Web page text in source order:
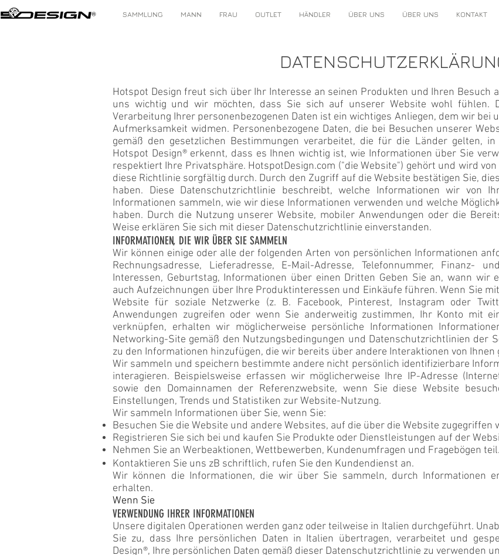
SAMMLUNG MANN FRAU OUTLET HÄNDLER ÜBER UNS ÜBER UNS KONTAKT
Hotspot Design freut sich über Ihr Interesse an seinen Produkten und Ihren Besuch
uns wichtig und wir möchten, dass Sie sich auf unserer Website wohl fühlen.
Verarbeitung Ihrer personenbezogenen Daten ist ein wichtiges Anliegen, dem wir bei
Aufmerksamkeit widmen. Personenbezogene Daten, die bei Besuchen unserer
gemäß den gesetzlichen Bestimmungen verarbeitet, die für die Länder gelten,
Hotspot Design® erkennt, dass es Ihnen wichtig ist, wie Informationen über Sie
respektiert Ihre Privatsphäre. HotspotDesign.com ("die Website") gehört und wird
diese Richtlinie sorgfältig durch. Durch den Zugriff auf die Website bestätigen Sie,
haben. Diese Datenschutzrichtlinie beschreibt, welche Informationen wir von
Informationen sammeln, wie wir diese Informationen verwenden und welche
haben. Durch die Nutzung unserer Website, mobiler Anwendungen oder die
Weise erklären Sie sich mit dieser Datenschutzrichtlinie einverstanden.
INFORMATIONEN, DIE WIR ÜBER SIE SAMMELN
Wir können einige oder alle der folgenden Arten von persönlichen Informationen
Rechnungsadresse, Lieferadresse, E-Mail-Adresse, Telefonnummer, Finanz-
Interessen, Geburtstag, Informationen über einen Dritten Geben Sie an, wann wir
auch Aufzeichnungen über Ihre Produktinteressen und Einkäufe führen. Wenn Sie
Website für soziale Netzwerke (z. B. Facebook, Pinterest, Instagram oder
Anwendungen zugreifen oder wenn Sie anderweitig zustimmen, Ihr Konto mit
verknüpfen, erhalten wir möglicherweise persönliche Informationen
Networking-Site gemäß den Nutzungsbedingungen und Datenschutzrichtlinien der
zu den Informationen hinzufügen, die wir bereits über andere Interaktionen von Ihnen
Wir sammeln und speichern bestimmte andere nicht persönlich identifizierbare
interagieren. Beispielsweise erfassen wir möglicherweise Ihre IP-Adresse
sowie den Domainnamen der Referenzwebsite, wenn Sie diese Website
Einstellungen, Trends und Statistiken zur Website-Nutzung.
Wir sammeln Informationen über Sie, wenn Sie:
Besuchen Sie die Website und andere Websites, auf die über die Website zugegriffen
Registrieren Sie sich bei und kaufen Sie Produkte oder Dienstleistungen auf der
Nehmen Sie an Werbeaktionen, Wettbewerben, Kundenumfragen und Fragebögen teil.
Kontaktieren Sie uns zB schriftlich, rufen Sie den Kundendienst an.
Wir können die Informationen, die wir über Sie sammeln, durch Informationen
erhalten.
Wenn Sie
VERWENDUNG IHRER INFORMATIONEN
Unsere digitalen Operationen werden ganz oder teilweise in Italien durchgeführt.
Sie zu, dass Ihre persönlichen Daten in Italien übertragen, verarbeitet und
Design®, Ihre persönlichen Daten gemäß dieser Datenschutzrichtlinie zu verwenden